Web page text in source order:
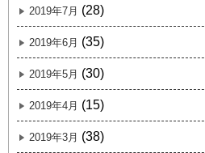
2019年7月 (28)
2019年6月 (35)
2019年5月 (30)
2019年4月 (15)
2019年3月 (38)